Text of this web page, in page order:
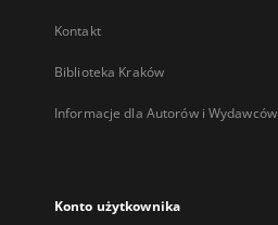
Kontakt
Biblioteka Kraków
Informacje dla Autorów i Wydawców
Konto użytkownika